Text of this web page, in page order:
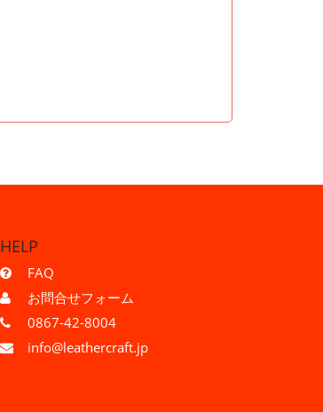
HELP
FAQ
お問合せフォーム
0867-42-8004
info@leathercraft.jp